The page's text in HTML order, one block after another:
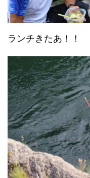
ランチきたあ！！